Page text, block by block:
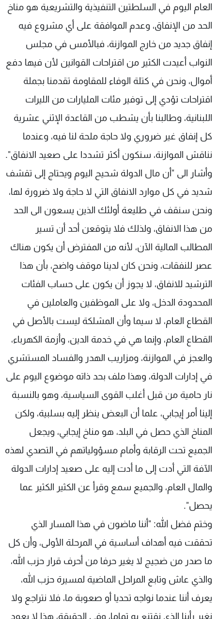
العام اليوم في السلطتين التنفيذية والتشريعية هو مناخ
الحد من الإنفاق، وعدم الموافقة على أي مشروع فيه
إنفاق جديد من خارج الموازنة، فبالأمس في مجلس
النواب أعيدت الكثير من اقتراحات القوانين لأن فيها دفع
أموال، ونحن في كتلة الوفاء للمقاومة تقدمنا بجملة
اقتراحات تؤدي إلى توفير مئات المليارات من الليرات
اللبنانية، وطالبنا بأن يشطب من القاعدة الإثني عشرية
كل إنفاق غير ضروري ولا حاجة ملحة لنا فيه، وعندما
نناقش الموازنة، سنكون أكثر تشددا على صعيد الانفاق".
وأشار الى "أن مال الدولة شحيح اليوم ويحتاج إلى تقشف
شديد في كل موارد الانفاق التي لا حاجة ولا ضرورة لها،
ونحن سنقف في طليعة أولئك الذين يسعون الى الحد
من هذا الانفاق، ولذلك فلا يتوقعن أحد أن تسير
المطالب المالية الآن، لأنه من المفترض أن يكون هناك
عصر للنفقات، ونحن كان لدينا موقف واضح، بأن هذا
الترشيد للانفاق، لا يجوز أن يكون على حساب الفئات
المحدودة الدخل، ولا على الموظفين والعاملين في
القطاع العام، لا سيما وأن المشلكة ليست بالأصل في
القطاع العام، وإنما هي في خدمة الدين، وأزمة الكهرباء،
والعجز في الموازنة، ومزاريب الهدر والفساد المستشري
في إدارات الدولة، وهذا ملف بحد ذاته موضوع اليوم على
نار حامية من قبل أغلب القوى السياسية، وهو بالنسبة
إلينا أمر إيجابي، علما أن البعض ينظر إليه بسلبية، ولكن
المناخ الذي حصل في البلد، هو مناخ إيجابي، ويجعل
الجميع تحت الرقابة وأمام مسؤولياتهم في التصدي لهذه
الآفة التي أدت إلى ما أدت إليه على صعيد إدارات الدولة
والمال العام، والجميع سمع وقرأ عن الكثير الكثير عما
يحصل".
وختم فضل الله: "أننا ماضون في هذا المسار الذي
تحققت فيه أهداف أساسية في المرحلة الأولى، وأن كل
ما صدر من ضجيج لا يغير حرفا من أحرف قرار حزب الله،
والذي عاش وتابع المراحل الماضية لمسيرة حزب الله،
يعرف أننا عندما نواجه تحديا أو صعوبة ما، فلا نتراجع ولا
نغير رأينا الذي نقتنع به تماما، وفي الحقيقة، هذا لا يعود